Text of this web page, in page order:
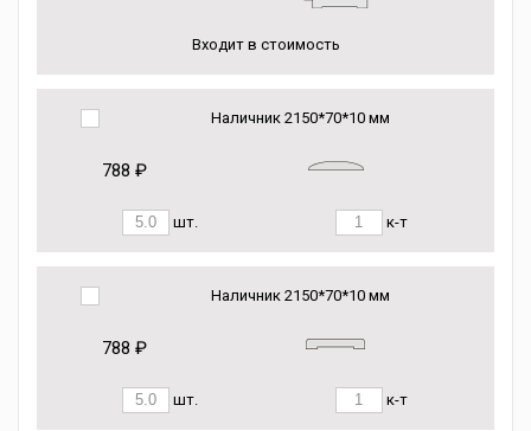
Входит в стоимость
Наличник 2150*70*10 мм
788 ₽
шт. к-т
Наличник 2150*70*10 мм
788 ₽
шт. к-т